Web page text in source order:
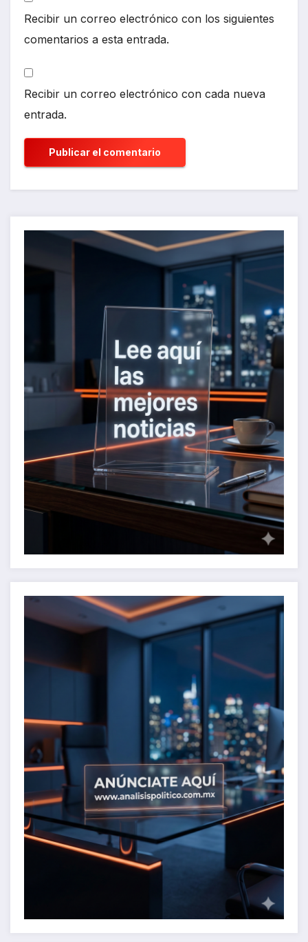
Recibir un correo electrónico con los siguientes
comentarios a esta entrada.
Recibir un correo electrónico con cada nueva
entrada.